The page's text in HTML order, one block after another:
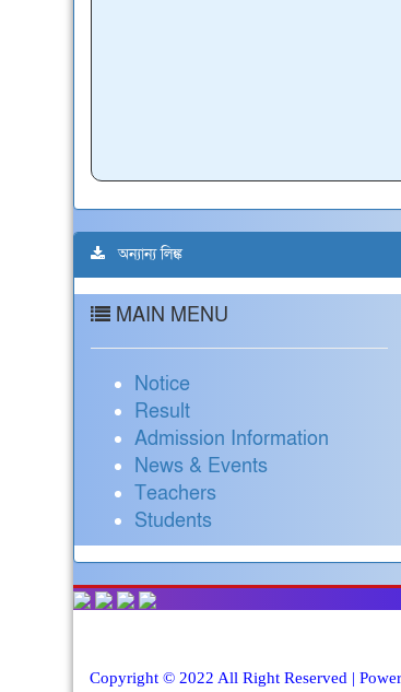
অন্যান্য লিঙ্ক
MAIN MENU
Notice
Result
Admission Information
News & Events
Teachers
Students
Copyright © 2022 All Right Reserved |